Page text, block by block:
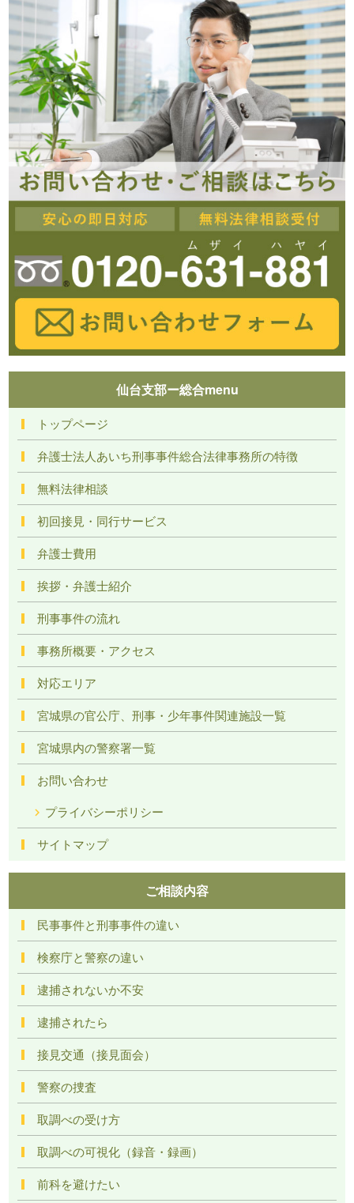
仙台支部ー総合menu
トップページ
弁護士法人あいち刑事事件総合法律事務所の特徴
無料法律相談
初回接見・同行サービス
弁護士費用
挨拶・弁護士紹介
刑事事件の流れ
事務所概要・アクセス
対応エリア
宮城県の官公庁、刑事・少年事件関連施設一覧
宮城県内の警察署一覧
お問い合わせ
プライバシーポリシー
サイトマップ
ご相談内容
民事事件と刑事事件の違い
検察庁と警察の違い
逮捕されないか不安
逮捕されたら
接見交通（接見面会）
警察の捜査
取調べの受け方
取調べの可視化（録音・録画）
前科を避けたい